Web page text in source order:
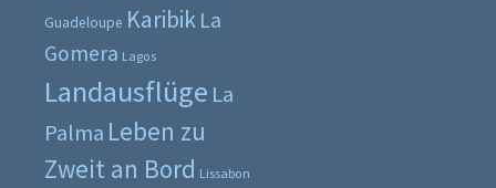
Guadeloupe Karibik La
Gomera Lagos
Landausflüge La
Palma Leben zu
Zweit an Bord Lissabon